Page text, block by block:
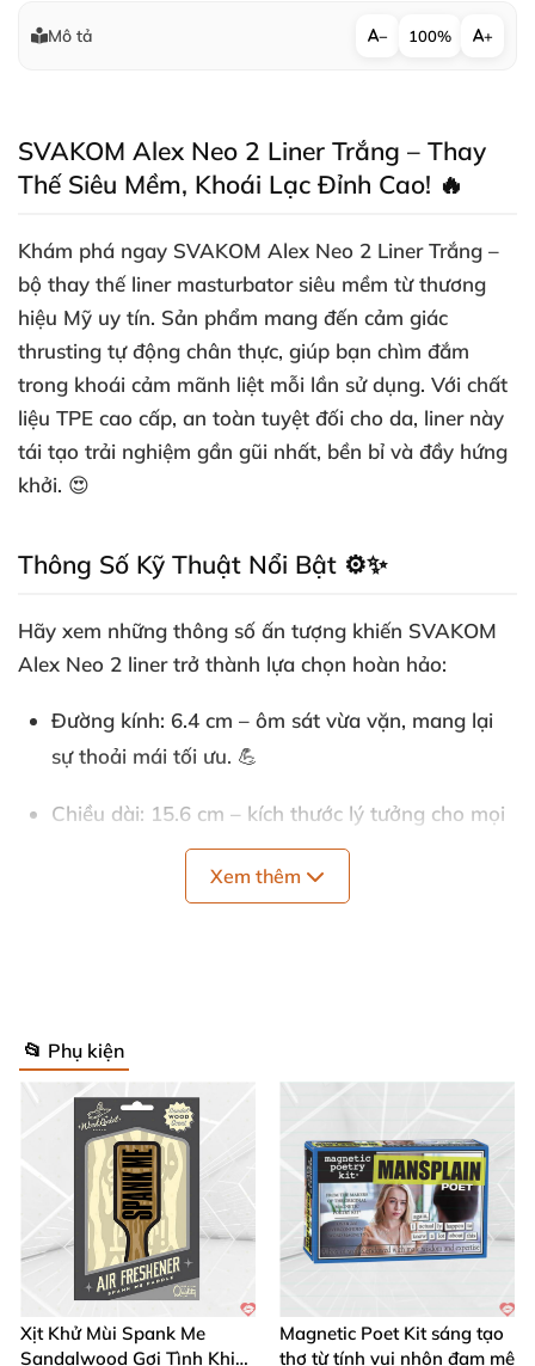
Mô tả − 100% +
SVAKOM Alex Neo 2 Liner Trắng – Thay
Thế Siêu Mềm, Khoái Lạc Đỉnh Cao! 🔥
Khám phá ngay SVAKOM Alex Neo 2 Liner Trắng –
bộ thay thế liner masturbatorsiêu mềm từ thương
hiệu Mỹ uy tín. Sản phẩm mang đến cảm giác
thrusting tự động chân thực, giúp bạn chìm đắm
trong khoái cảm mãnh liệt mỗi lần sử dụng. Với chất
liệu TPE cao cấp, an toàn tuyệt đối cho da, liner này
tái tạo trải nghiệm gần gũi nhất, bền bỉ và đầy hứng
khởi. 😍
Thông Số Kỹ Thuật Nổi Bật ⚙️✨
Hãy xem những thông số ấn tượng khiến SVAKOM
Alex Neo 2 linertrở thành lựa chọn hoàn hảo:
Đường kính: 6.4 cm – ôm sát vừa vặn, mang lại
sự thoải mái tối ưu. 💪
Chiều dài: 15.6 cm – kích thước lý tưởng cho mọi
nhu cầu khám phá. 📏
: Trắng tinh khôi, thiết kế sang trọng, dễ
Kích thước tổng: 143 x 63 mm (5.6 x 2.5 inch) –
gọn nhẹ, tiện lợi.
Trọng lượng: Chỉ 227 gram (0.50 lbs) – dễ cầm
nắm, mang theo mọi nơi. 👜
Bảo hành: 24 tháng – cam kết chất lượng vượt
trội từ SVAKOM. 🛡️
Xem thêm
📂 Phụ kiện
Xịt Khử Mùi Spank Me
Sandalwood Gợi Tình Khiêu
Magnetic Poet Kit sáng tạo
thơ từ tính vui nhộn đam mê